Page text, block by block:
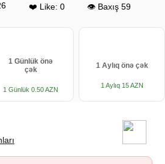
❤️ Like: 0 👁 Baxış 59
1 Günlük önə
çək
1 Günlük 0.50 AZN
1 Aylıq önə çək
1 Aylıq 15 AZN